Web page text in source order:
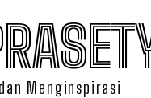
Menginspirasi